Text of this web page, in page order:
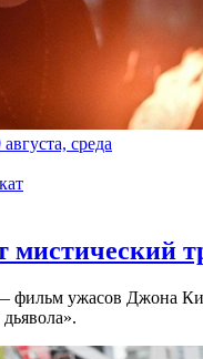
августа, среда
мистический
фильм ужасов Джона